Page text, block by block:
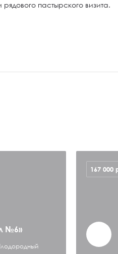
пастырского визита.
№6»
167 000